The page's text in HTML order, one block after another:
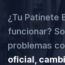
¿Tu Patinete
funcionar?
problemas
oficial,